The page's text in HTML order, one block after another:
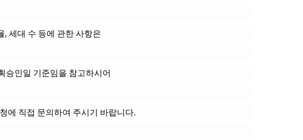
, 세대 수 등에 관한 사항은
승인일 기준임을 참고하시어
에 직접 문의하여 주시기 바랍니다.